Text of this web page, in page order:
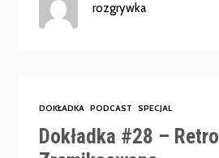
rozgrywka
DOKŁADKA PODCAST SPECJAL
Dokładka #28 – Retro